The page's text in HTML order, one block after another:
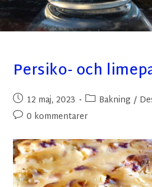
Persiko- och
12 maj, 2023 Bakning /
0 kommentarer